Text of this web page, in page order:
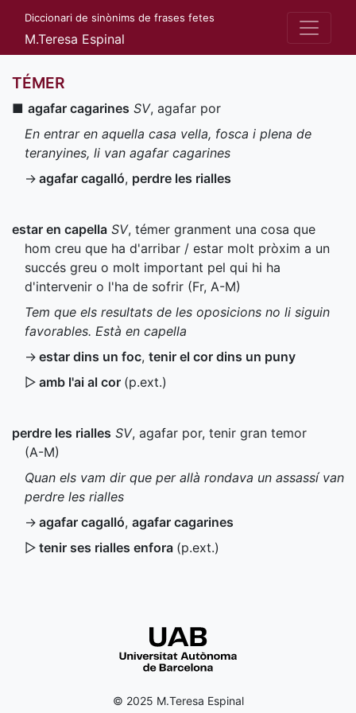
Diccionari de sinònims de frases fetes
M.Teresa Espinal
TÉMER
■ agafar cagarines SV, agafar por
En entrar en aquella casa vella, fosca i plena de
teranyines, li van agafar cagarines
→ agafar cagalló, perdre les rialles
estar en capella SV, témer granment una cosa que
hom creu que ha d'arribar / estar molt pròxim a un
succés greu o molt important pel qui hi ha
d'intervenir o l'ha de sofrir (Fr, A-M)
Tem que els resultats de les oposicions no li siguin
favorables. Està en capella
→ estar dins un foc, tenir el cor dins un puny
▷ amb l'ai al cor (p.ext.)
perdre les rialles SV, agafar por, tenir gran temor
(A-M)
Quan els vam dir que per allà rondava un assassí van
perdre les rialles
→ agafar cagalló, agafar cagarines
▷ tenir ses rialles enfora (p.ext.)
© 2025 M.Teresa Espinal